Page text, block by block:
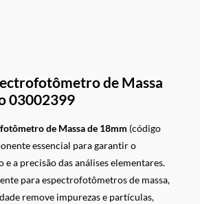
de Massa
03002399
de Massa de 18mm (código
essencial para garantir o
a precisão das análises elementares.
para espectrofotômetros de massa,
remove impurezas e partículas,